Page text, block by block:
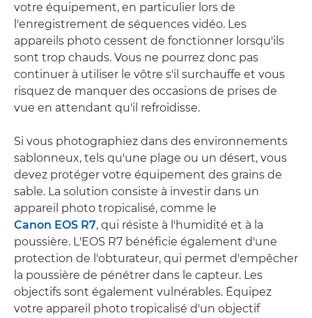
votre équipement, en particulier lors de
l'enregistrement de séquences vidéo. Les
appareils photo cessent de fonctionner lorsqu'ils
sont trop chauds. Vous ne pourrez donc pas
continuer à utiliser le vôtre s'il surchauffe et vous
risquez de manquer des occasions de prises de
vue en attendant qu'il refroidisse.
Si vous photographiez dans des environnements
sablonneux, tels qu'une plage ou un désert, vous
devez protéger votre équipement des grains de
sable. La solution consiste à investir dans un
appareil photo tropicalisé, comme le
Canon EOS R7, qui résiste à l'humidité et à la
poussière. L'EOS R7 bénéficie également d'une
protection de l'obturateur, qui permet d'empêcher
la poussière de pénétrer dans le capteur. Les
objectifs sont également vulnérables. Équipez
votre appareil photo tropicalisé d'un objectif